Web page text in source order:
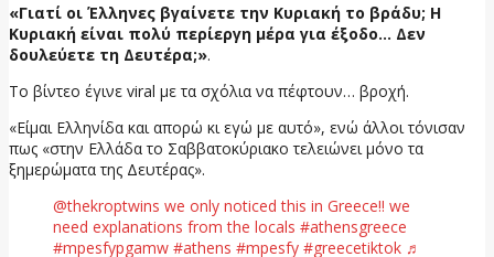
«Γιατί οι Έλληνες βγαίνετε την Κυριακή το βράδυ; Η
Κυριακή είναι πολύ περίεργη μέρα για έξοδο… Δεν
δουλεύετε τη Δευτέρα;».
Το βίντεο έγινε viral με τα σχόλια να πέφτουν… βροχή.
«Είμαι Ελληνίδα και απορώ κι εγώ με αυτό», ενώ άλλοι τόνισαν
πως «στην Ελλάδα το Σαββατοκύριακο τελειώνει μόνο τα
ξημερώματα της Δευτέρας».
@thekroptwins we only noticed this in Greece!! we
need explanations from the locals #athensgreece
#mpesfypgamw #athens #mpesfy #greecetiktok ♬